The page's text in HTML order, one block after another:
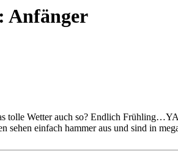
Anfänger
tolle Wetter auch so? Endlich
sehen einfach hammer aus und sind in